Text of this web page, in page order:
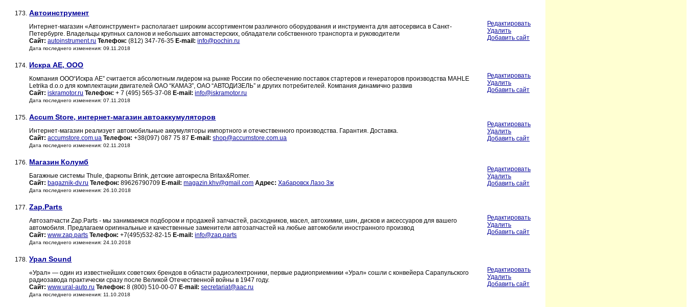
173. Автоинструмент
Интернет-магазин «Автоинструмент» располагает широким ассортиментом различного оборудования и инструмента для автосервиса в Санкт-
Петербурге. Владельцы крупных салонов и небольших автомастерских, обладатели собственного транспорта и руководители
Сайт: autoinstrument.ru Телефон: (812) 347-76-35 E-mail: info@pochin.ru
Дата последнего изменения: 09.11.2018
Редактировать
Удалить
Добавить сайт
174. Искра АЕ, ООО
Компания ООО“Искра АЕ” считается абсолютным лидером на рынке России по обеспечению поставок стартеров и генераторов производства MAHLE
Letrika d.o.o для комплектации двигателей ОАО “КАМАЗ”, ОАО “АВТОДИЗЕЛЬ” и других потребителей. Компания динамично развив
Сайт: iskramotor.ru Телефон: + 7 (495) 565-37-08 E-mail: info@iskramotor.ru
Дата последнего изменения: 07.11.2018
Редактировать
Удалить
Добавить сайт
175. Accum Store, интернет-магазин автоаккумуляторов
Интернет-магазин реализует автомобильные аккумуляторы импортного и отечественного производства. Гарантия. Доставка.
Сайт: accumstore.com.ua Телефон: +38(097) 087 75 87 E-mail: shop@accumstore.com.ua
Дата последнего изменения: 02.11.2018
Редактировать
Удалить
Добавить сайт
176. Магазин Колумб
Багажные системы Thule, фаркопы Brink, детские автокресла Britax&Romer.
Сайт: bagaznik-dv.ru Телефон: 89626790709 E-mail: magazin.khv@gmail.com Адрес: Хабаровск Лазо 3ж
Дата последнего изменения: 26.10.2018
Редактировать
Удалить
Добавить сайт
177. Zap.Parts
Автозапчасти Zap.Parts - мы занимаемся подбором и продажей запчастей, расходников, масел, автохимии, шин, дисков и аксессуаров для вашего
автомобиля. Предлагаем оригинальные и качественные заменители автозапчастей на любые автомобили иностранного производ
Сайт: www.zap.parts Телефон: +7(495)532-82-15 E-mail: info@zap.parts
Дата последнего изменения: 24.10.2018
Редактировать
Удалить
Добавить сайт
178. Урал Sound
«Урал» — один из известнейших советских брендов в области радиоэлектроники, первые радиоприемники «Урал» сошли с конвейера Сарапульского
радиозавода практически сразу после Великой Отечественной войны в 1947 году.
Сайт: www.ural-auto.ru Телефон: 8 (800) 510-00-07 E-mail: secretariat@aac.ru
Дата последнего изменения: 11.10.2018
Редактировать
Удалить
Добавить сайт